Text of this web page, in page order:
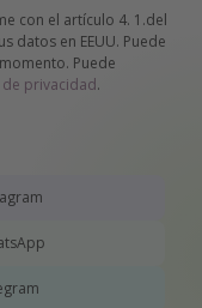
con el artículo 4. 1.del
datos en EEUU. Puede
Puede
privacidad.